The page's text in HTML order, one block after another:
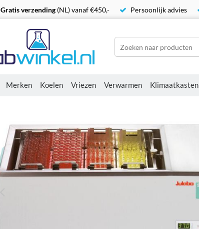
Gratis verzending (NL) vanaf €450,- Persoonlijk advies
Merken Koelen Vriezen Verwarmen Klimaatkasten